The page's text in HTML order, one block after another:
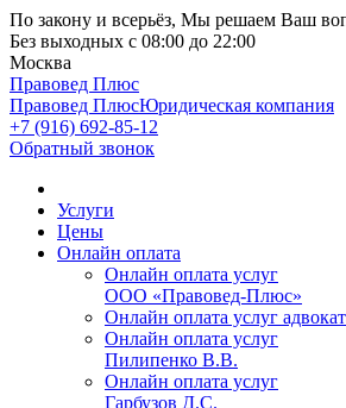
По закону и всерьёз, Мы решаем Ваш
Без выходных с 08:00 до 22:00
Москва
Правовед Плюс
Правовед ПлюсЮридическая компания
+7 (916) 692-85-12
Обратный звонок
Услуги
Цены
Онлайн оплата
Онлайн оплата услуг
ООО «Правовед-Плюс»
Онлайн оплата услуг
Онлайн оплата услуг
Пилипенко В.В.
Онлайн оплата услуг
Гарбузов Д.С.